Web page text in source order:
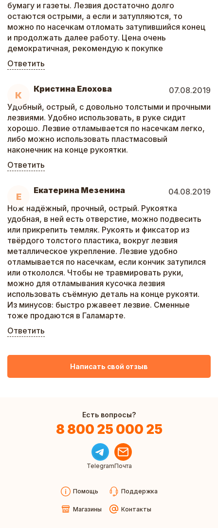
бумагу и газеты. Лезвия достаточно долго
остаются острыми, а если и затупляются, то
можно по насечкам отломать затупившийся конец
и продолжать далее работу. Цена очень
демократичная, рекомендую к покупке
Ответить
К
Кристина Елохова
07.08.2019
Удобный, острый, с довольно толстыми и прочными
лезвиями. Удобно использовать, в руке сидит
хорошо. Лезвие отламывается по насечкам легко,
либо можно использовать пластмасовый
наконечник на конце рукоятки.
Ответить
Е
Екатерина Мезенина
04.08.2019
Нож надёжный, прочный, острый. Рукоятка
удобная, в ней есть отверстие, можно подвесить
или прикрепить темляк. Рукоять и фиксатор из
твёрдого толстого пластика, вокруг лезвия
металлическое укрепление. Лезвие удобно
отламывается по насечкам, если кончик затупился
или откололся. Чтобы не травмировать руки,
можно для отламывания кусочка лезвия
использовать съёмную деталь на конце рукояти.
Из минусов: быстро ржавеет лезвие. Сменные
тоже продаются в Галамарте.
Ответить
Написать свой отзыв
Есть вопросы?
8 800 25 000 25
TelegramПочта
Помощь Поддержка
Магазины Контакты